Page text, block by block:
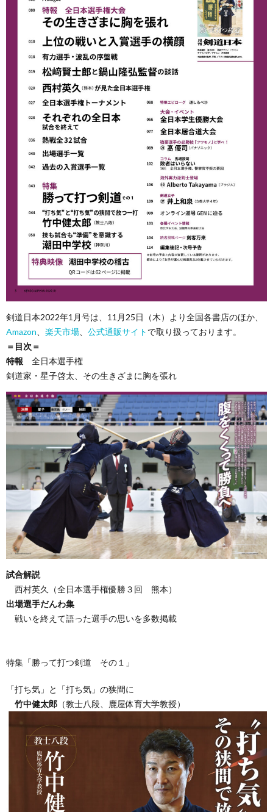
剣道日本2022年1月号は、11月25日（木）より全国各書店のほか、
Amazon
楽天市場 公式通販サイト で取り扱っております。
＝目次＝
特報 全日本選手権
剣道家・星子啓太、その生きざまに胸を張れ
試合解説
西村英久（全日本選手権優勝３回 熊本）
出場選手だんわ集
戦いを終えて語った選手の思いを多数掲載
特集「勝って打つ剣道 その１」
「打ち気」と「打ち気」の狭間に
竹中健太郎 （教士八段、鹿屋体育大学教授）